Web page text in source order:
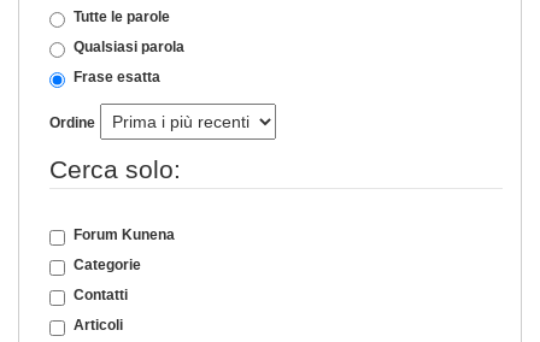
Tutte le parole
Qualsiasi parola
Frase esatta
Ordine
Cerca solo:
Forum Kunena
Categorie
Contatti
Articoli